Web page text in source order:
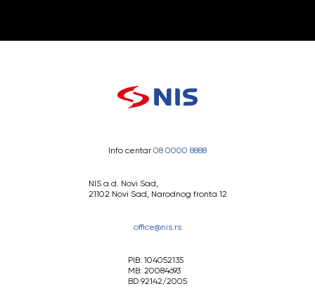
Info centar 08 0000 8888
NIS a.d. Novi Sad,
21102 Novi Sad, Narodnog fronta 12
office@nis.rs
PIB: 104052135
MB: 20084693
BD 92142/2005